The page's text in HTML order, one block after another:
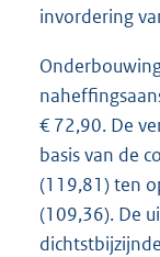
invordering
€ 72,90. De
basis van de
(119,81) ten
(109,36). De